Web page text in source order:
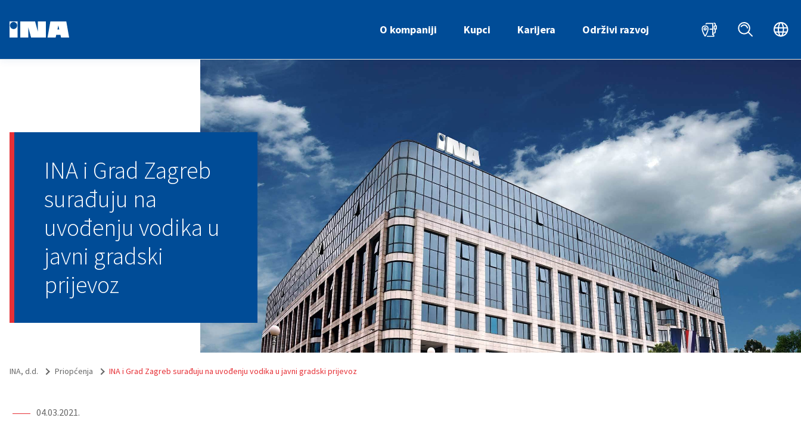
O kompaniji Kupci Karijera Održivi razvoj
INA i Grad Zagreb
surađuju na
uvođenju vodika u
javni gradski
prijevoz
INA, d.d. Priopćenja INA i Grad Zagreb surađuju na uvođenju vodika u javni gradski prijevoz
04.03.2021.